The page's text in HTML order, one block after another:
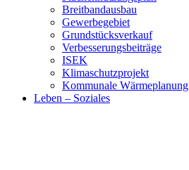
Breitbandausbau
Gewerbegebiet
Grundstücksverkauf
Verbesserungsbeiträge
ISEK
Klimaschutzprojekt
Kommunale Wärmeplanung
Leben – Soziales